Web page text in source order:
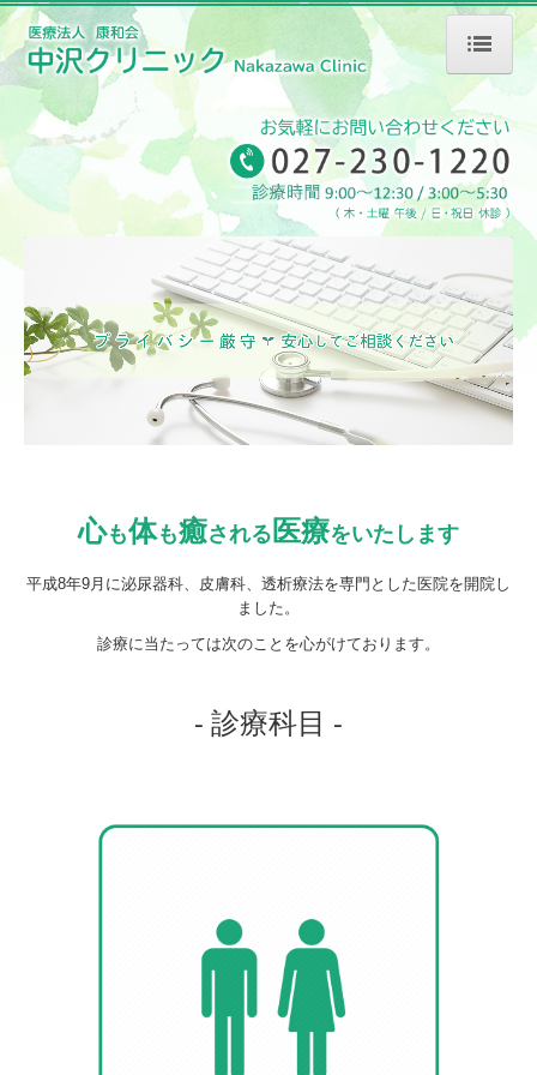
皮膚科
泌尿器科
クリニック案内
診療時間・アクセス
心も体も癒される 医療をいたします
平成8年9月に泌尿器科、皮膚科、透析療法を専門とした医院を開院し
ました。
診療に当たっては次のことを心がけております。
- 診療科目 -